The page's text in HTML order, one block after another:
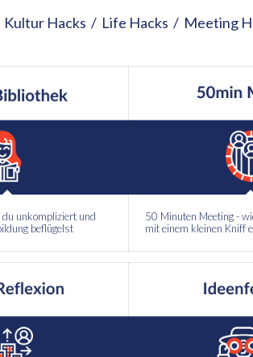
Kultur Hacks / Life Hacks / Meeting
du unkompliziert und
beflügelst
50 Minuten Meeting -
mit einem kleinen Kniff